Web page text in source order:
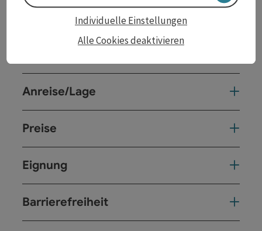
Veranstaltungstermin/e
Anreise/Lage
Preise
Eignung
Barrierefreiheit
Alle Cookies deaktivieren
Individuelle Einstellungen